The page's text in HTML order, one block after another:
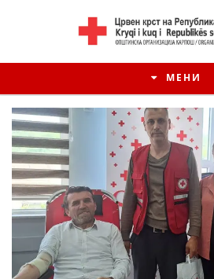
МЕНИ